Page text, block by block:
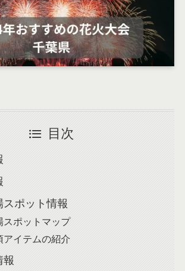
目次
スポット情報
スポットマップ
アイテムの紹介
報